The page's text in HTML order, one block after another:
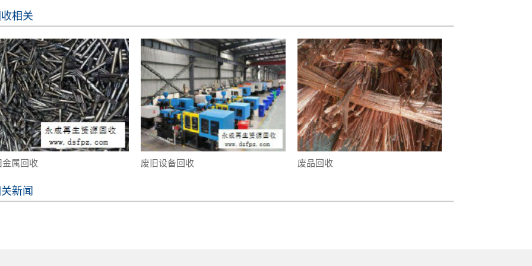
相关
金属回收 废旧设备回收 废品回收
新闻